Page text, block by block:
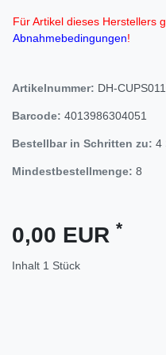
Für Artikel dieses Herstellers
Abnahmebedingungen!
Artikelnummer: DH-
Barcode: 4013986304051
Bestellbar in Schritten zu: 4
Mindestbestellmenge: 8
0,00 EUR *
Inhalt 1 Stück